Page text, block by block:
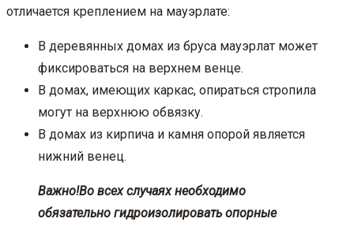
отличается креплением на мауэрлате:
В деревянных домах из бруса мауэрлат может
фиксироваться на верхнем венце.
В домах, имеющих каркас, опираться стропила
могут на верхнюю обвязку.
В домах из кирпича и камня опорой является
нижний венец.
Важно!Во всех случаях необходимо
обязательно гидроизолировать опорные